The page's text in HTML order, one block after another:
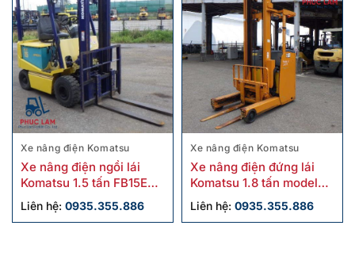
Xe nâng điện Komatsu
Xe nâng điện ngồi lái
Komatsu 1.5 tấn FB15EX-
11 cũ
Liên hệ: 0935.355.886
Xe nâng điện Komatsu
Xe nâng điện đứng lái
Komatsu 1.8 tấn model
FB18RL-15 cũ
Liên hệ: 0935.355.886